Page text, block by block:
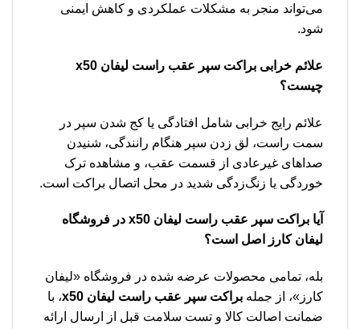
می‌تواند منجر به مشکلات عملکردی و کاهش ایمنی
شود.
علائم خرابی براکت سپر عقب راست لیفان x50
چیست؟
علائم رایج خرابی شامل افتادگی یا کج شدن سپر در
سمت راست، لق زدن سپر هنگام رانندگی، شنیدن
صداهای غیرعادی از قسمت عقب، و مشاهده ترک
خوردگی یا زنگ‌زدگی شدید در محل اتصال براکت است.
آیا براکت سپر عقب راست لیفان x50 در فروشگاه
لیفان کارز اصل است؟
بله، تمامی محصولات عرضه شده در فروشگاه «لیفان
کارز»، از جمله براکت سپر عقب راست لیفان x50
، با
ضمانت اصالت کالا و تست سلامت قبل از ارسال ارائه